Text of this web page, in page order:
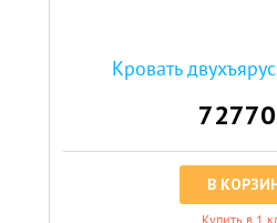
Кровать
В
Купить в 1